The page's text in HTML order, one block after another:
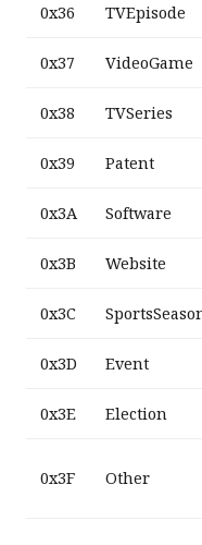
0x36 TVEpisode
0x37 VideoGame
0x38 TVSeries
0x39 Patent
0x3A Software
0x3B Website
0x3C
0x3D Event
0x3E Election
0x3F Other